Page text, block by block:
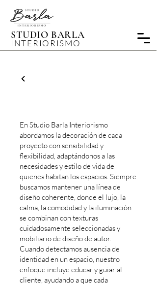
STUDIO BARLA
INTERIORISMO
En Studio Barla Interiorismo
abordamos la decoración de cada
proyecto con sensibilidad y
flexibilidad, adaptándonos a las
necesidades y estilo de vida de
quienes habitan los espacios. Siempre
buscamos mantener una línea de
diseño coherente, donde el lujo, la
calma, la comodidad y la iluminación
se combinan con texturas
cuidadosamente seleccionadas y
mobiliario de diseño de autor.
Cuando detectamos ausencia de
identidad en un espacio, nuestro
enfoque incluye educar y guiar al
cliente, ayudando a que cada